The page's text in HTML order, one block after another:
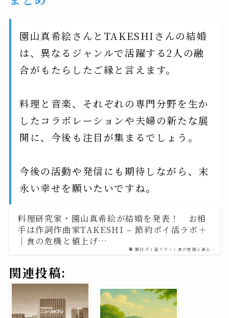
園山真希絵さんとTAKESHIさんの結婚
は、異なるジャンルで活躍する2人の融
合がもたらしたご縁と言えます。
料理と音楽、それぞれの専門分野を生か
したコラボレーションや夫婦の新たな展
開に、今後も注目が集まるでしょう。
今後の活動や発信にも期待しながら、末
永い幸せを願いたいですね。
節約ポイ活ラボ＋｜食の危機と値上…
料理研究家・園山真希絵が結婚を発表！ お相
手は作詞作曲家TAKESHI – 節約ポイ活ラボ＋
｜食の危機と値上げ…
関連投稿: